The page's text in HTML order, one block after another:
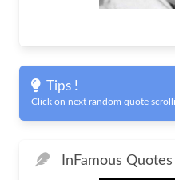
Tips !
Click on next random quote
In Famous Quotes